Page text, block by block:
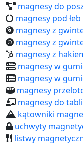
magnesy do
magnesy pod
magnesy z
magnesy z
magnesy z
magnesy w
magnesy w
magnesy
magnesy do
kątowniki
uchwyty
listwy